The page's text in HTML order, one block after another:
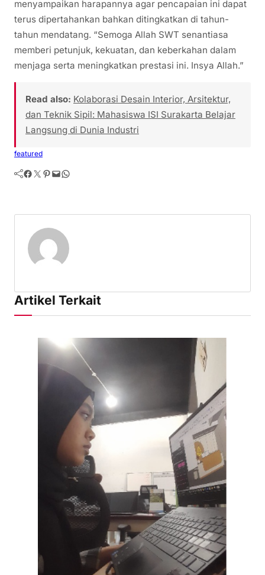
menyampaikan harapannya agar pencapaian ini dapat
terus dipertahankan bahkan ditingkatkan di tahun-
tahun mendatang. “Semoga Allah SWT senantiasa
memberi petunjuk, kekuatan, dan keberkahan dalam
menjaga serta meningkatkan prestasi ini. Insya Allah.”
Read also: Kolaborasi Desain Interior, Arsitektur,
dan Teknik Sipil: Mahasiswa ISI Surakarta Belajar
Langsung di Dunia Industri
featured
Facebook Twitter Pinterest Mail WhatsApp
Artikel Terkait